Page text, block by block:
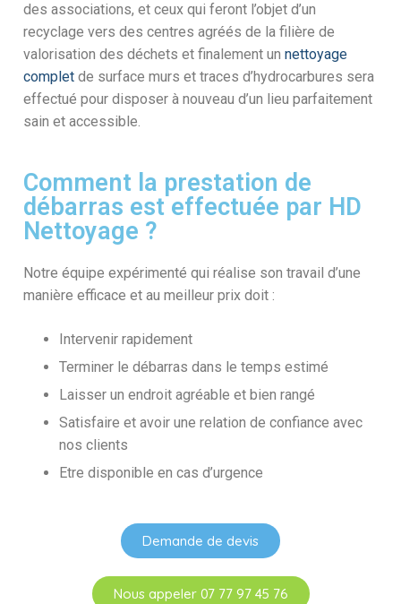
des associations, et ceux qui feront l’objet d’un
recyclage vers des centres agréés de la filière de
valorisation des déchets et finalement un nettoyage
complet de surface murs et traces d’hydrocarbures sera
effectué pour disposer à nouveau d’un lieu parfaitement
sain et accessible.
Comment la prestation de
débarras est effectuée par HD
Nettoyage ?
Notre équipe expérimenté qui réalise son travail d’une
manière efficace et au meilleur prix doit :
Intervenir rapidement
Terminer le débarras dans le temps estimé
Laisser un endroit agréable et bien rangé
Satisfaire et avoir une relation de confiance avec
nos clients
Etre disponible en cas d’urgence
Demande de devis
Nous appeler 07 77 97 45 76